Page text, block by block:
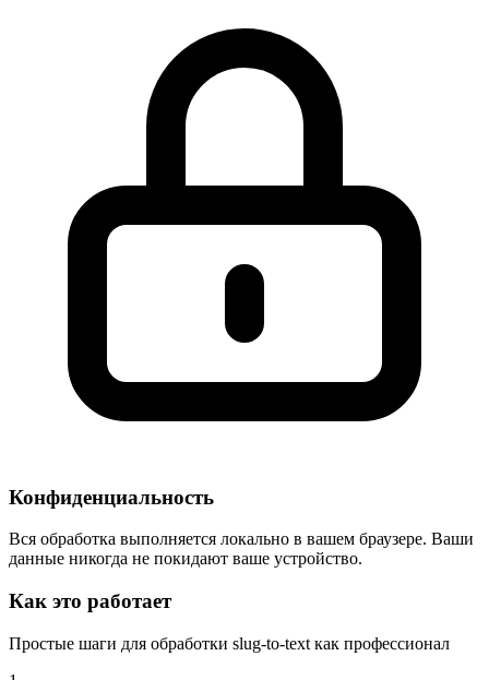
Конфиденциальность
Вся обработка выполняется локально в вашем браузере. Ваши
данные никогда не покидают ваше устройство.
Как это работает
Простые шаги для обработки slug-to-text как профессионал